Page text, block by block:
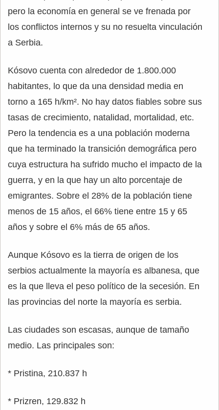
pero la economía en general se ve frenada por
los conflictos internos y su no resuelta vinculación
a Serbia.
Kósovo cuenta con alrededor de 1.800.000
habitantes, lo que da una densidad media en
torno a 165 h/km². No hay datos fiables sobre sus
tasas de crecimiento, natalidad, mortalidad, etc.
Pero la tendencia es a una población moderna
que ha terminado la transición demográfica pero
cuya estructura ha sufrido mucho el impacto de la
guerra, y en la que hay un alto porcentaje de
emigrantes. Sobre el 28% de la población tiene
menos de 15 años, el 66% tiene entre 15 y 65
años y sobre el 6% más de 65 años.
Aunque Kósovo es la tierra de origen de los
serbios actualmente la mayoría es albanesa, que
es la que lleva el peso político de la secesión. En
las provincias del norte la mayoría es serbia.
Las ciudades son escasas, aunque de tamaño
medio. Las principales son:
* Pristina, 210.837 h
* Prizren, 129.832 h